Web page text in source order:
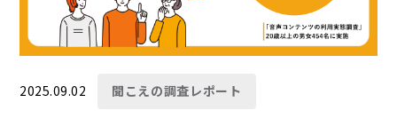
2025.09.02 聞こえの調査レポート